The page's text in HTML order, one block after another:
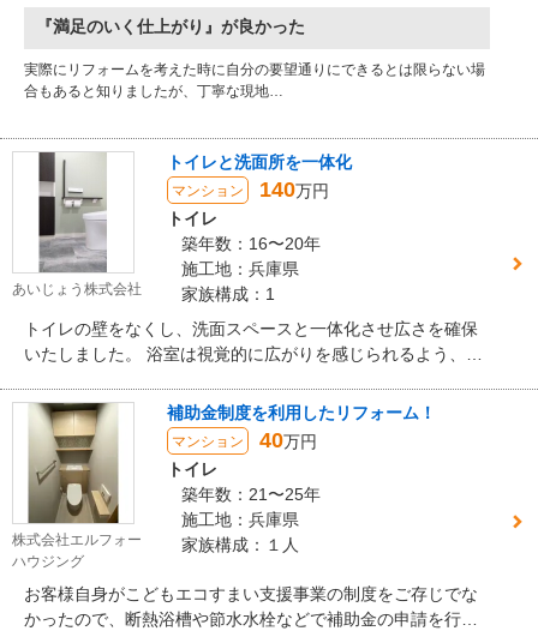
『満足のいく仕上がり』が良かった
実際にリフォームを考えた時に自分の要望通りにできるとは限らない場
合もあると知りましたが、丁寧な現地…
あいじょう株式会社
トイレと洗面所を一体化
マンション 140万円
トイレ
築年数：16〜20年
施工地：兵庫県
家族構成：1
トイレの壁をなくし、洗面スペースと一体化させ広さを確保
いたしました。 浴室は視覚的に広がりを感じられるよう、横
を採用、寒さに対応できるようになりました。
株式会社エルフォー
ハウジング
補助金制度を利用したリフォーム！
マンション 40万円
トイレ
築年数：21〜25年
施工地：兵庫県
家族構成：１人
お客様自身がこどもエコすまい支援事業の制度をご存じでな
かったので、断熱浴槽や節水水栓などで補助金の申請を行え